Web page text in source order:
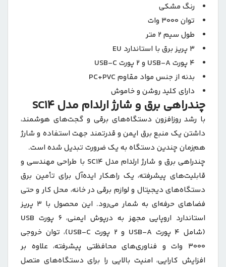
رنگ مشکی
توان 3000 وات
طول سیم 2 متر
3 پریز برق با استاندارد EU
4 پورت USB-A و 2 پورت USB-C
بدنه از جنس مواد مقاوم PC+PVC
دارای کلید روشن و خاموش
چندراهی برق و شارژ ارلدام مدل SC14
با رشد روزافزون دستگاه‌های برقی و گجت‌های هوشمند،
داشتن یک منبع برق ایمن و قدرتمند جهت استفاده و شارژ
هم‌زمان چندین دستگاه به یک ضرورت تبدیل شده است.
چندراهی برق و شارژ ارلدام مدل SC14 با طراحی مهندسی‌ و
قابلیت‌های پیشرفته، یک راهکار ایده‌آل برای تأمین برق
دستگاه‌های دیجیتال و لوازم برقی در خانه، محل کار و حتی
فضاهای حرفه‌ای به شمار می‌رود. این محصول با ۳ پریز
استاندارد اروپایی مجهز به درپوش ایمنی، ۶ پورت USB
(شامل ۴ پورت USB-A و ۲ پورت USB-C)، توان خروجی
۳۰۰۰ وات و فناوری‌های محافظتی پیشرفته، علاوه بر
افزایش کارایی، امنیت بالایی را برای دستگاه‌های متصل